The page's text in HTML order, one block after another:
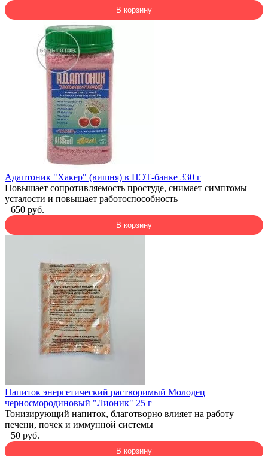
В корзину
Адаптоник "Хакер" (вишня) в ПЭТ-банке 330 г
Повышает сопротивляемость простуде, снимает симптомы
усталости и повышает работоспособность
650 руб.
В корзину
Напиток энергетический растворимый Молодец
черносмородиновый "Лионик" 25 г
Тонизирующий напиток, благотворно влияет на работу
печени, почек и иммунной системы
50 руб.
В корзину